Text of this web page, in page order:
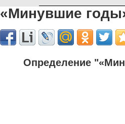
«Минувшие
Определение